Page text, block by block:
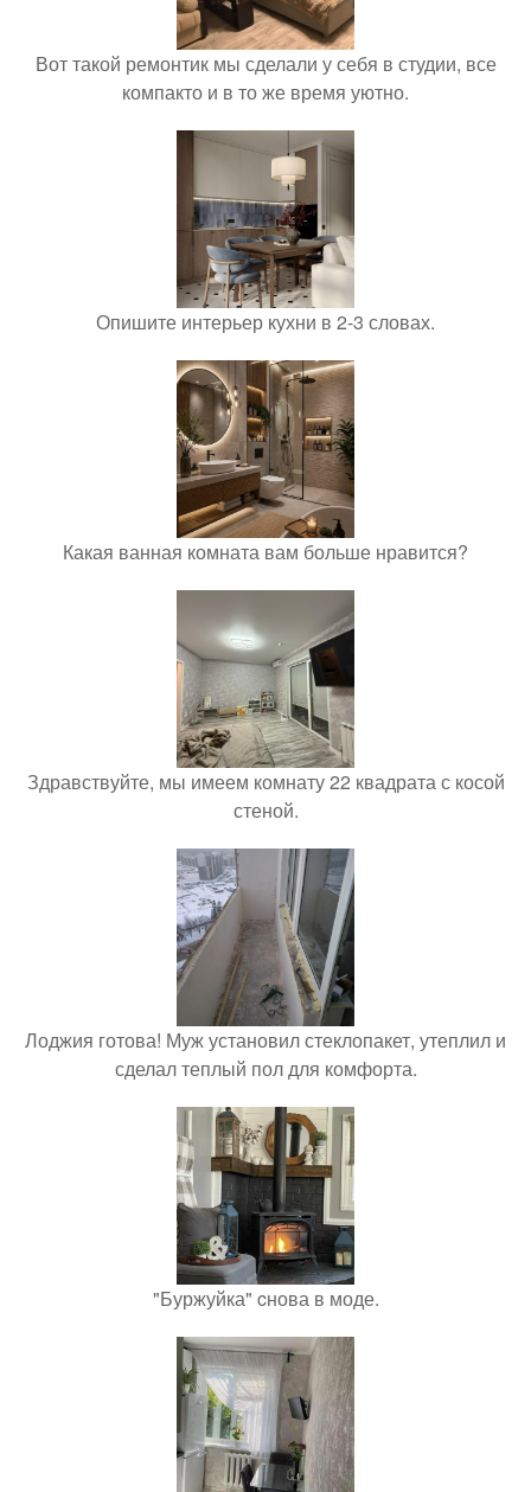
Вот такой ремонтик мы сделали у себя в студии, все
компакто и в то же время уютно.
Опишите интерьер кухни в 2-3 словах.
Какая ванная комната вам больше нравится?
Здравствуйте, мы имеем комнату 22 квадрата с косой
стеной.
Лоджия готова! Муж установил стеклопакет, утеплил и
сделал теплый пол для комфорта.
"Буржуйка" cнова в моде.